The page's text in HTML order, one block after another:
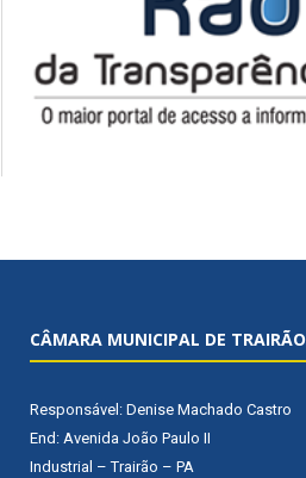
CÂMARA MUNICIPAL DE TRAIRÃO
Responsável: Denise Machado Castro
End: Avenida João Paulo II
Industrial – Trairão – PA